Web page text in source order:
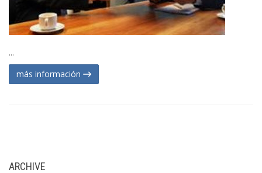
...
más información
ARCHIVE